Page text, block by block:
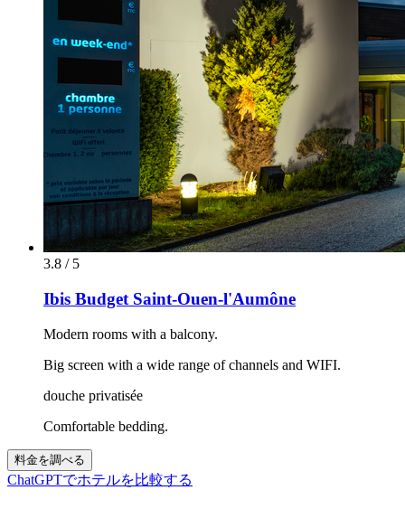
3.8 / 5
Ibis Budget Saint-Ouen-l'Aumône
Modern rooms with a balcony.
Big screen with a wide range of channels and WIFI.
douche privatisée
Comfortable bedding.
料金を調べる
ChatGPTでホテルを比較する